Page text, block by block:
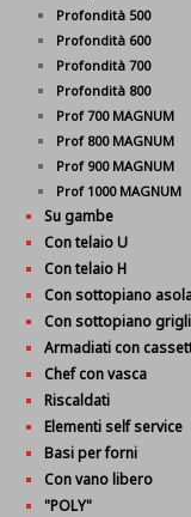
Profondità 500
Profondità 600
Profondità 700
Profondità 800
Prof 700 MAGNUM
Prof 800 MAGNUM
Prof 900 MAGNUM
Prof 1000 MAGNUM
Su gambe
Con telaio U
Con telaio H
Con sottopiano
Con sottopiano
Armadiati con
Chef con vasca
Riscaldati
Elementi self service
Basi per forni
Con vano libero
"POLY"